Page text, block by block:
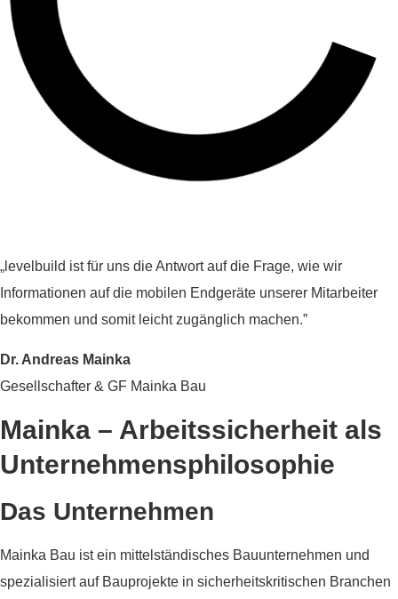
„levelbuild ist für uns die Antwort auf die Frage, wie wir
Informationen auf die mobilen Endgeräte unserer Mitarbeiter
bekommen und somit leicht zugänglich machen.”
Dr. Andreas Mainka
Gesellschafter & GF Mainka Bau
Mainka – Arbeitssicherheit als
Unternehmensphilosophie
Das Unternehmen
Mainka Bau ist ein mittelständisches Bauunternehmen und
spezialisiert auf Bauprojekte in sicherheitskritischen Branchen